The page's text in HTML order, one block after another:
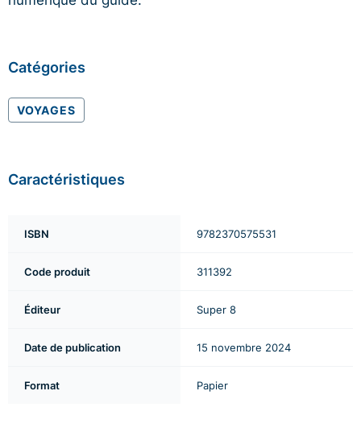
Catégories
VOYAGES
Caractéristiques
ISBN 9782370575531
Code produit 311392
Éditeur Super 8
Date de publication 15 novembre 2024
Format Papier